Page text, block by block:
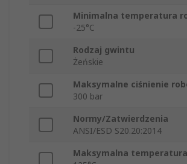
Minimalna temperatura
-25°C
Rodzaj gwintu
Żeńskie
Maksymalne ciśnienie
300 bar
Normy/Zatwierdzenia
ANSI/ESD S20.20:2014
Maksymalna